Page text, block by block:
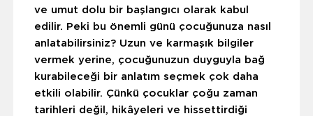
ve umut dolu bir başlangıcı olarak kabul
edilir. Peki bu önemli günü çocuğunuza nasıl
anlatabilirsiniz? Uzun ve karmaşık bilgiler
vermek yerine, çocuğunuzun duyguyla bağ
kurabileceği bir anlatım seçmek çok daha
etkili olabilir. Çünkü çocuklar çoğu zaman
tarihleri değil, hikâyeleri ve hissettirdiği